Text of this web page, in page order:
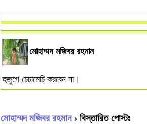
মোহাম্মদ মজিবর রহমান
হুজুগে চেচামেচি করবেন না।
মোহাম্মদ মজিবর রহমান› বিস্তারিত পোস্টঃ